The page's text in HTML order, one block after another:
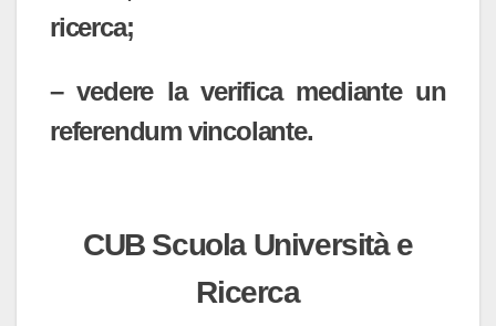
ricerca;
– vedere la verifica mediante un
referendum vincolante.
CUB Scuola Università e
Ricerca